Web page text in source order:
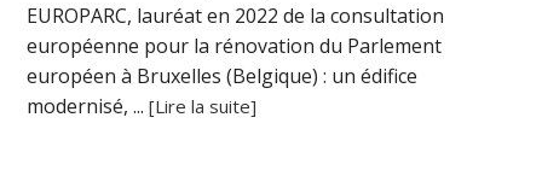
EUROPARC, lauréat en 2022 de la consultation
européenne pour la rénovation du Parlement
européen à Bruxelles (Belgique) : un édifice
modernisé, ...[Lire la suite]